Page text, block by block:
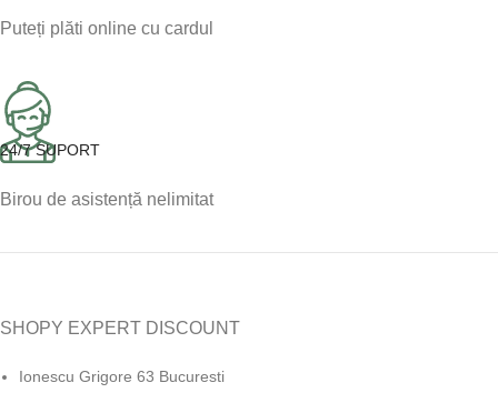
Puteți plăti online cu cardul
24/7 SUPORT
Birou de asistență nelimitat
SHOPY EXPERT DISCOUNT
Ionescu Grigore 63 Bucuresti